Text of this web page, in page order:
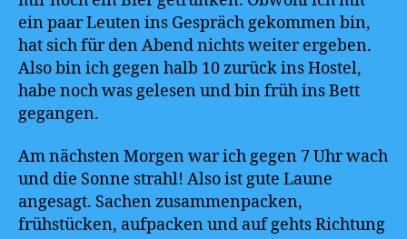
ein paar Leuten ins Gespräch gekommen bin,
hat sich für den Abend nichts weiter ergeben.
Also bin ich gegen halb 10 zurück ins Hostel,
habe noch was gelesen und bin früh ins Bett
gegangen.
Am nächsten Morgen war ich gegen 7 Uhr wach
und die Sonne strahl! Also ist gute Laune
angesagt. Sachen zusammenpacken,
frühstücken, aufpacken und auf gehts Richtung